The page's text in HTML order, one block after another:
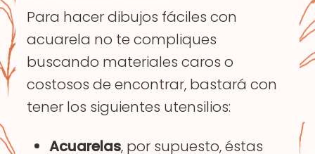
Para hacer dibujos fáciles con
acuarela no te compliques
buscando materiales caros o
costosos de encontrar, bastará con
tener los siguientes utensilios:
Acuarelas, por supuesto, éstas